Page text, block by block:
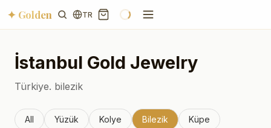
✦ Golden TR
İstanbul Gold Jewelry
Türkiye. bilezik
All Yüzük Kolye Bilezik Küpe